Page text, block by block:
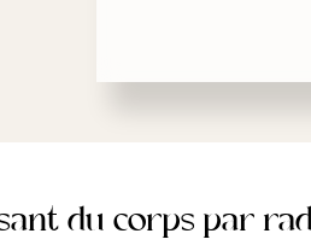
du corps par